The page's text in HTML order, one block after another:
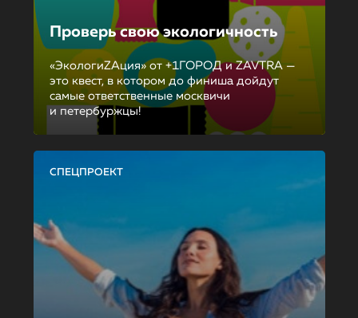
Проверь свою экологичность
«ЭкологиZAция» от +1ГОРОД и ZAVTRA —
это квест, в котором до финиша дойдут
самые ответственные москвичи
и петербуржцы!
СПЕЦПРОЕКТ